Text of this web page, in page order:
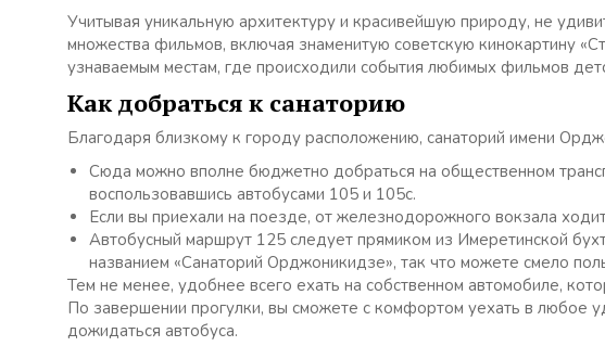
Учитывая уникальную архитектуру и красивейшую природу, не
множества фильмов, включая знаменитую советскую кинокартину
узнаваемым местам, где происходили события любимых фильмов
Как добраться к санаторию
Благодаря близкому к городу расположению, санаторий имени
Сюда можно вполне бюджетно добраться на общественном
воспользовавшись автобусами 105 и 105с.
Если вы приехали на поезде, от железнодорожного вокзала
Автобусный маршрут 125 следует прямиком из Имеретинской
названием «Санаторий Орджоникидзе», так что можете смело
Тем не менее, удобнее всего ехать на собственном автомобиле,
По завершении прогулки, вы сможете с комфортом уехать в любое
дожидаться автобуса.